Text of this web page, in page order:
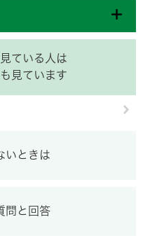
ている人は
見ています
いときは
問と回答